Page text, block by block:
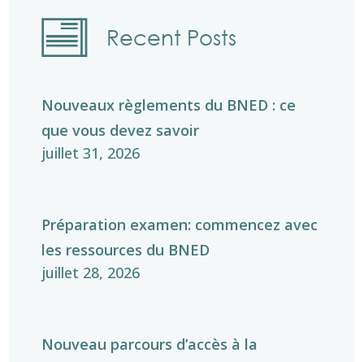
Recent Posts
Nouveaux règlements du BNED : ce
que vous devez savoir
juillet 31, 2026
Préparation examen: commencez avec
les ressources du BNED
juillet 28, 2026
Nouveau parcours d’accès à la